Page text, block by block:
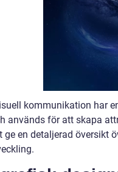
kommunikation har
används för att skapa
ge en detaljerad översikt